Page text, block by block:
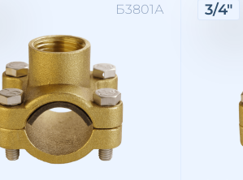
Б3801А
внутрішня
1/2"
латунь
3/4"